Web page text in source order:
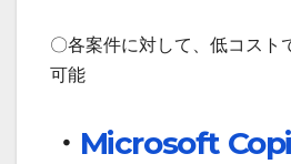
〇各案件に対して、低コスト
可能
・ Microsoft